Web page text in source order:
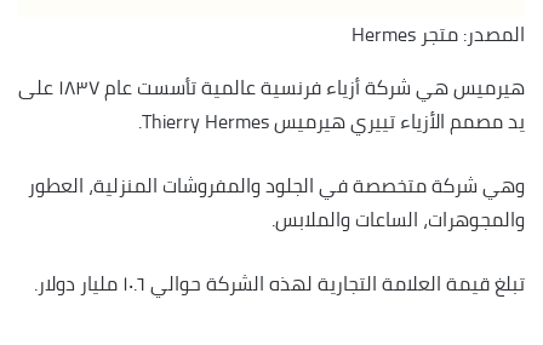
المصدر: متجر Hermes
هيرميس هي شركة أزياء فرنسية عالمية تأسست عام ١٨٣٧ على
يد مصمم الأزياء تييري هيرميس Thierry Hermes.
وهي شركة متخصصة في الجلود والمفروشات المنزلية، العطور
والمجوهرات، الساعات والملابس.
تبلغ قيمة العلامة التجارية لهذه الشركة حوالي ١٠.٦ مليار دولار.